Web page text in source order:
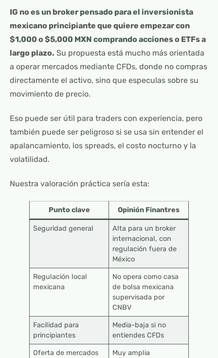
IG no es un broker pensado para el inversionista
mexicano principiante que quiere empezar con
$1,000 o $5,000 MXN comprando acciones o ETFs a
largo plazo. Su propuesta está mucho más orientada
a operar mercados mediante CFDs, donde no compras
directamente el activo, sino que especulas sobre su
movimiento de precio.
Eso puede ser útil para traders con experiencia, pero
también puede ser peligroso si se usa sin entender el
apalancamiento, los spreads, el costo nocturno y la
volatilidad.
Nuestra valoración práctica sería esta:
Punto clave Opinión Finantres
Seguridad general
Alta para un broker
internacional, con
regulación fuera de
México
Regulación local
mexicana
No opera como casa
de bolsa mexicana
supervisada por
CNBV
Facilidad para
principiantes
Media-baja si no
entiendes CFDs
Oferta de mercados Muy amplia